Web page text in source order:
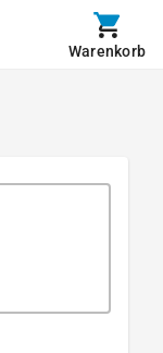
Warenkorb